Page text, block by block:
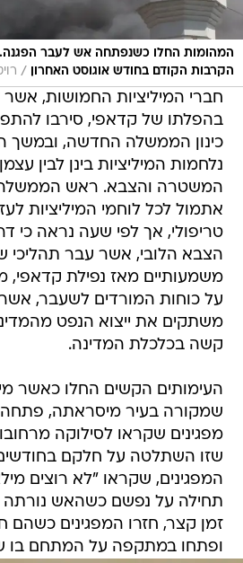
המהומות החלו כשנפתחה אש לעבר
הקרבות הקודם בחודש אוגוסט האחרון
/
חברי המיליציות החמושות,
בהפלתו של קדאפי, סירבו
כינון הממשלה החדשה, ובמשך
נלחמות המיליציות בינן לבין
המשטרה והצבא. ראש הממשלה,
אתמול לכל לוחמי המיליציות
טריפולי, אך לפי שעה נראה כי
הצבא הלובי, אשר עבר תהליכי
משמעותיים מאז נפילת
על כוחות המורדים לשעבר,
משתקים את ייצוא הנפט
קשה בכלכלת המדינה.
העימותים הקשים החלו כאשר
שמקורה בעיר מיסראתה,
מפגינים שקראו לסילוקה
שזו השתלטה על חלקם
המפגינים, שקראו "לא רוצים
תחילה על נפשם כשהאש
זמן קצר, חזרו המפגינים כשהם
ופתחו במתקפה על המתחם בו